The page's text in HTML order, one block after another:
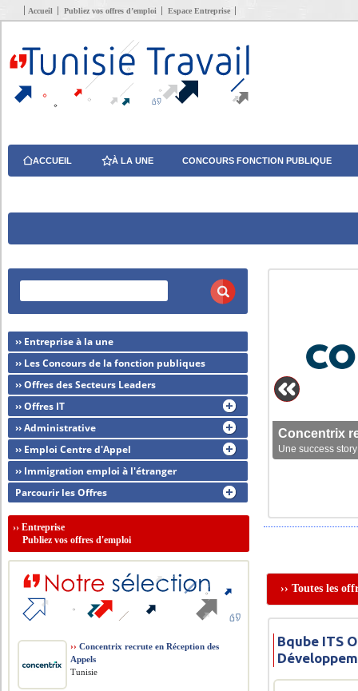
Accueil Publiez vos offres d’emploi Espace Entreprise
ACCUEIL À LA UNE CONCOURS FONCTION PUBLIQUE
Concentrix
Une success
›› Toutes les
Bqube ITS
›› Entreprise à la une
›› Les Concours de la fonction publiques
›› Offres des Secteurs Leaders
›› Offres IT
›› Administrative
›› Emploi Centre d'Appel
›› Immigration emploi à l'étranger
Parcourir les Offres
››Entreprise
Publiez vos offres d'emploi
›› Concentrix recrute en Réception des
Appels
Tunisie